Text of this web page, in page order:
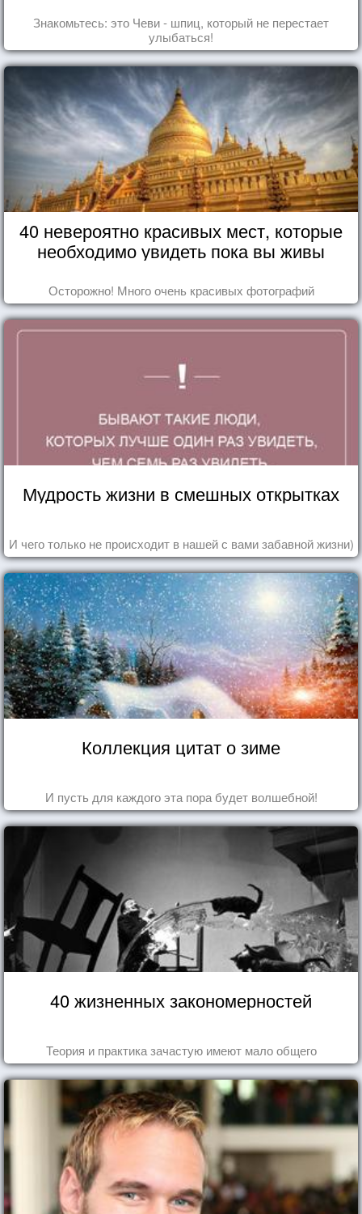
Знакомьтесь: это Чеви - шпиц, который не перестает
улыбаться!
40 невероятно красивых мест, которые
необходимо увидеть пока вы живы
Осторожно! Много очень красивых фотографий
Мудрость жизни в смешных открытках
И чего только не происходит в нашей с вами забавной жизни)
Коллекция цитат о зиме
И пусть для каждого эта пора будет волшебной!
40 жизненных закономерностей
Теория и практика зачастую имеют мало общего